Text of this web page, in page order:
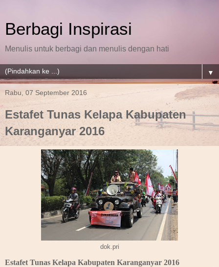
Berbagi Inspirasi
Menulis untuk berbagi dan menulis dengan hati
▼
Rabu, 07 September 2016
Estafet Tunas Kelapa Kabupaten
Karanganyar 2016
dok.pri
Estafet Tunas Kelapa Kabupaten Karanganyar 2016